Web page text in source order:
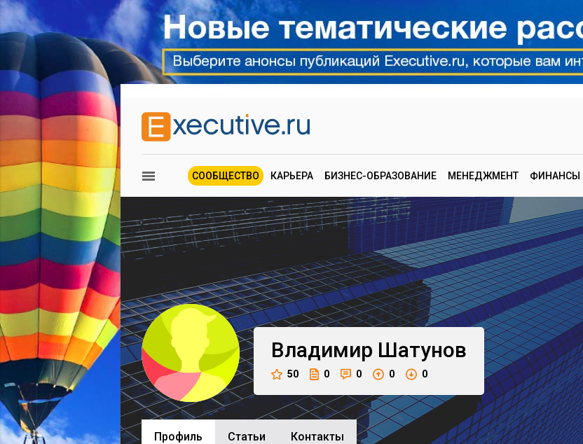
СООБЩЕСТВО КАРЬЕРА БИЗНЕС-ОБРАЗОВАНИЕ МЕНЕДЖМЕНТ ФИНАНСЫ
Владимир Шатунов
50 0 0 0 0
Профиль Cтатьи Контакты